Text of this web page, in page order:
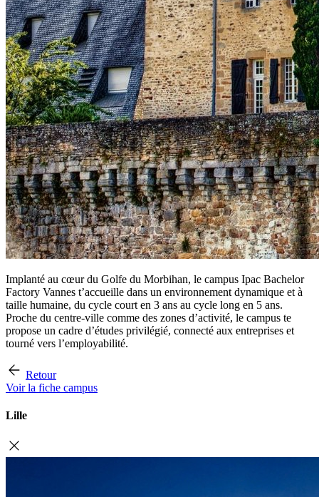
Implanté au cœur du Golfe du Morbihan, le campus Ipac Bachelor
Factory Vannes t’accueille dans un environnement dynamique et à
taille humaine, du cycle court en 3 ans au cycle long en 5 ans.
Proche du centre-ville comme des zones d’activité, le campus te
propose un cadre d’études privilégié, connecté aux entreprises et
tourné vers l’employabilité.
Retour
Voir la fiche campus
Lille